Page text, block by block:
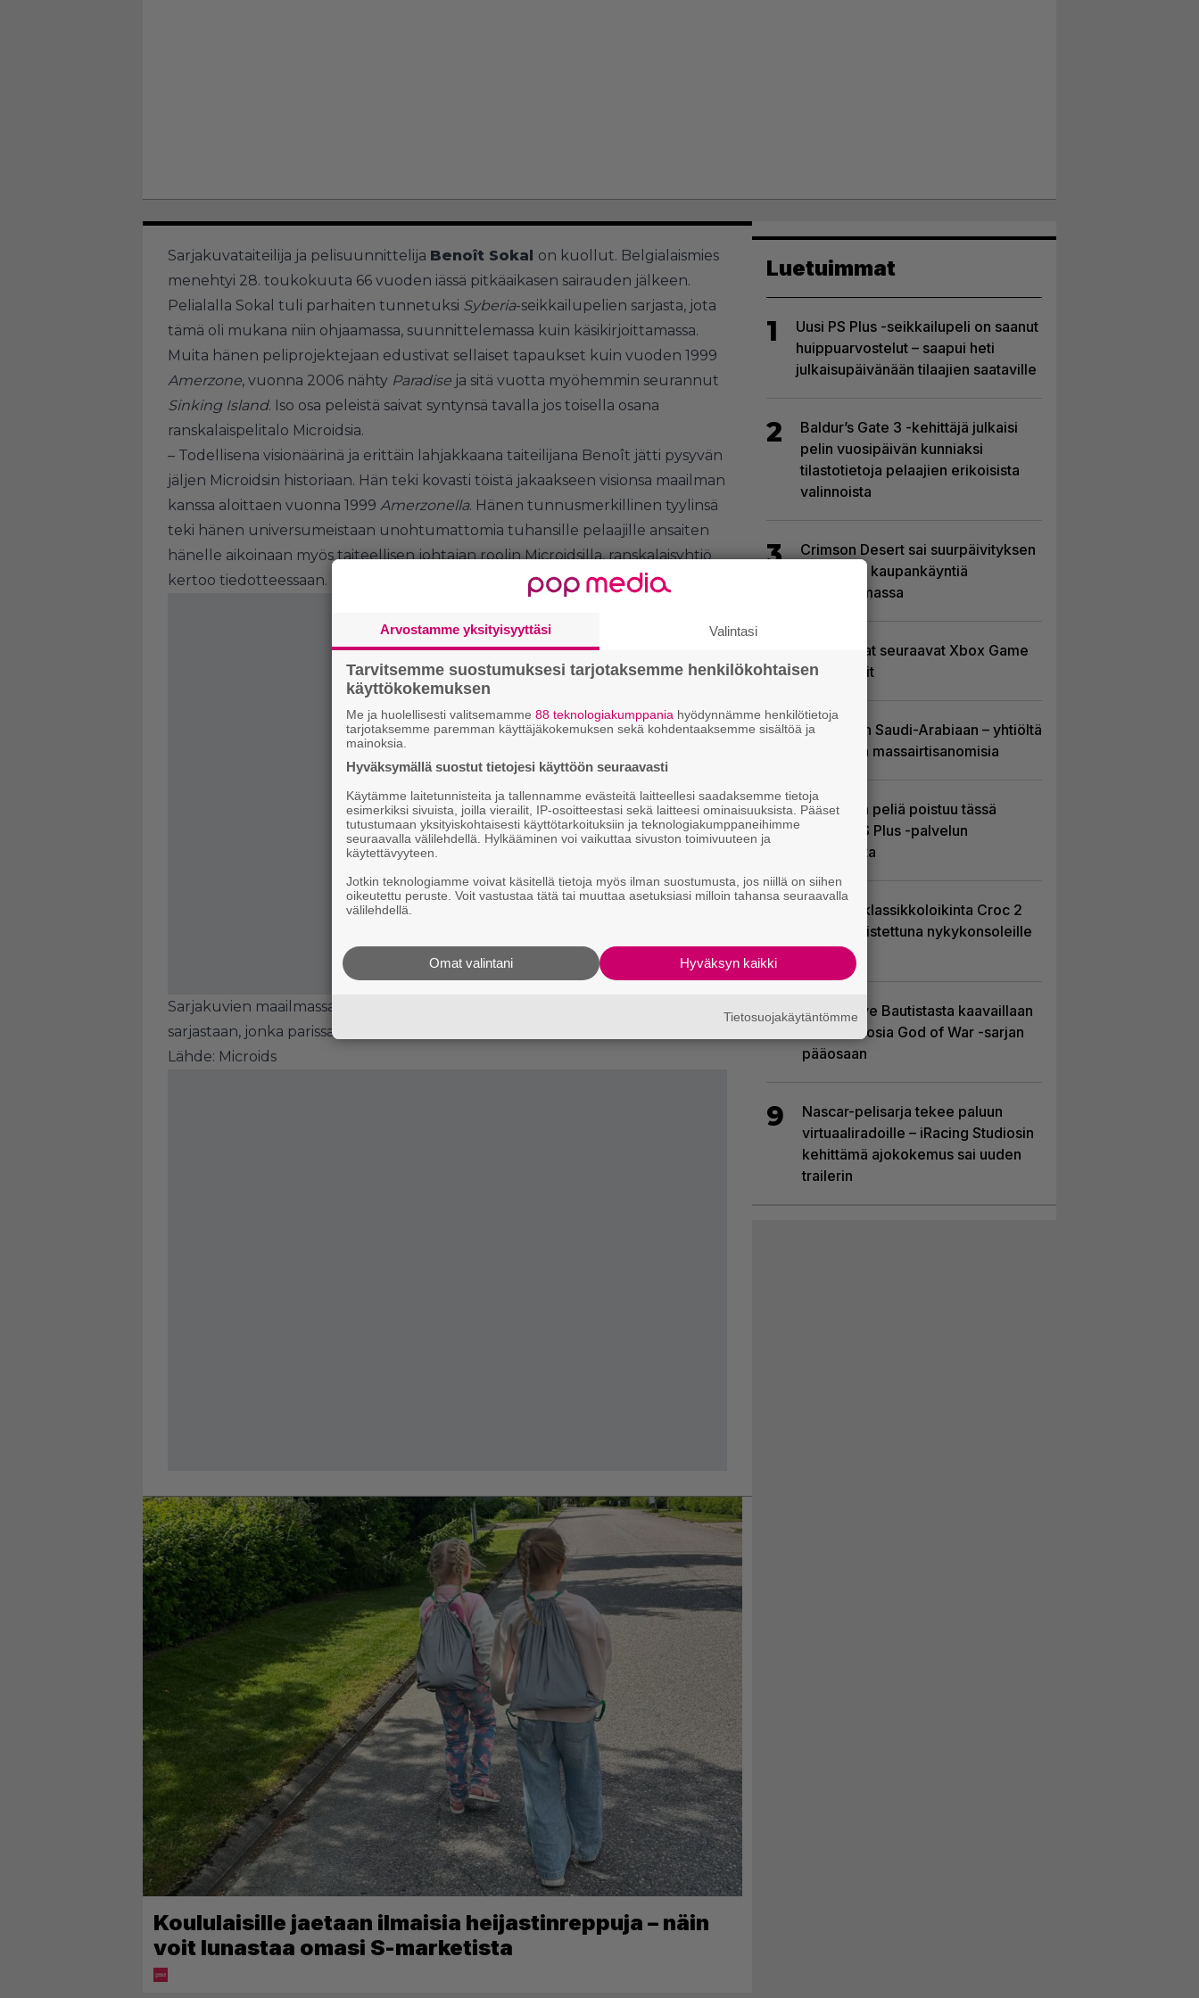
Sarjakuvataiteilija ja pelisuunnittelija Benoît Sokal on kuollut. Belgialaismies
menehtyi 28. toukokuuta 66 vuoden iässä pitkäaikasen sairauden jälkeen.
Pelialalla Sokal tuli parhaiten tunnetuksi Syberia-seikkailupelien sarjasta, jota
tämä oli mukana niin ohjaamassa, suunnittelemassa kuin käsikirjoittamassa.
Muita hänen peliprojektejaan edustivat sellaiset tapaukset kuin vuoden 1999
Amerzone, vuonna 2006 nähty Paradise ja sitä vuotta myöhemmin seurannut
Sinking Island. Iso osa peleistä saivat syntynsä tavalla jos toisella osana
ranskalaispelitalo Microidsia.
– Todellisena visionäärinä ja erittäin lahjakkaana taiteilijana Benoît jätti pysyvän
jäljen Microidsin historiaan. Hän teki kovasti töistä jakaakseen visionsa maailman
kanssa aloittaen vuonna 1999 Amerzonella. Hänen tunnusmerkillinen tyylinsä
teki hänen universumeistaan unohtumattomia tuhansille pelaajille ansaiten
hänelle aikoinaan myös taiteellisen johtajan roolin Microidsilla, ranskalaisyhtiö
kertoo tiedotteessaan.
Sarjakuvien maailmassa tämä muistetaan erityisesti
sarjastaan, jonka parissa Sokal työskenteli lähemmäs 40 vuoden ajan.
Lähde: Microids
Koululaisille jaetaan ilmaisia heijastinreppuja – näin
voit lunastaa omasi S-marketista
Luetuimmat
1
Uusi PS Plus -seikkailupeli on saanut
huippuarvostelut – saapui heti
julkaisupäivänään tilaajien saataville
2
Baldur’s Gate 3 -kehittäjä julkaisi
pelin vuosipäivän kunniaksi
tilastotietoja pelaajien erikoisista
valinnoista
3
Crimson Desert sai suurpäivityksen
– uudistaa kaupankäyntiä
pelimaailmassa
4
Tässä ovat seuraavat Xbox Game
Pass -pelit
5
EA myytiin Saudi-Arabiaan – yhtiöltä
odotetaan massairtisanomisia
6
Yhdeksän peliä poistuu tässä
kuussa PS Plus -palvelun
tarjonnasta
PS1-ajan klassikkoloikinta Croc 2
palaa uudistettuna nykykonsoleille
ja PC:lle
8
Huhu: Dave Bautistasta kaavaillaan
uutta Kratosia God of War -sarjan
pääosaan
9
Nascar-pelisarja tekee paluun
virtuaaliradoille – iRacing Studiosin
kehittämä ajokokemus sai uuden
trailerin
Arvostamme yksityisyyttäsi Valintasi
Tarvitsemme suostumuksesi tarjotaksemme henkilökohtaisen
käyttökokemuksen
Me ja huolellisesti valitsemamme 88 teknologiakumppania hyödynnämme henkilötietoja
tarjotaksemme paremman käyttäjäkokemuksen sekä kohdentaaksemme sisältöä ja
mainoksia.
Hyväksymällä suostut tietojesi käyttöön seuraavasti
Käytämme laitetunnisteita ja tallennamme evästeitä laitteellesi saadaksemme tietoja
esimerkiksi sivuista, joilla vierailit, IP-osoitteestasi sekä laitteesi ominaisuuksista. Pääset
tutustumaan yksityiskohtaisesti käyttötarkoituksiin ja teknologiakumppaneihimme
seuraavalla välilehdellä. Hylkääminen voi vaikuttaa sivuston toimivuuteen ja
käytettävyyteen.
Jotkin teknologiamme voivat käsitellä tietoja myös ilman suostumusta, jos niillä on siihen
oikeutettu peruste. Voit vastustaa tätä tai muuttaa asetuksiasi milloin tahansa seuraavalla
välilehdellä.
Hyväksyn kaikki
Omat valintani
Tietosuojakäytäntömme